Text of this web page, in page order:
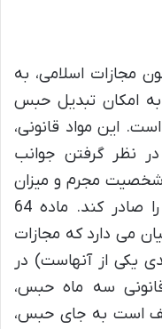
مجازات اسلامی، به
مواد 37، 38، 64، 65 و 83، به امکان تبدیل حبس
این مواد قانونی،
نظر گرفتن جوانب
شخصیت مجرم و میزان
تأثیر مجازات بر او، حکم مناسب را صادر کند. ماده 64
می دارد که مجازات
یکی از آنهاست) در
سه ماه حبس،
است به جای حبس،